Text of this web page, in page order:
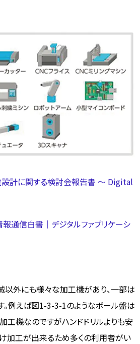
設計に関する検討会報告書 ～ Digital
通信白書｜デジタルファブリケーシ
以外にも様々な加工機があり、一部は
例えば図1-3-3-1のようなボール盤は
機なのですがハンドドリルよりも安
加工が出来るため多くの利用者がい